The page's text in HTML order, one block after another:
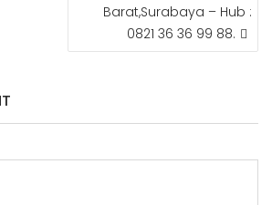
Barat,Surabaya – Hub :
0821 36 36 99 88.